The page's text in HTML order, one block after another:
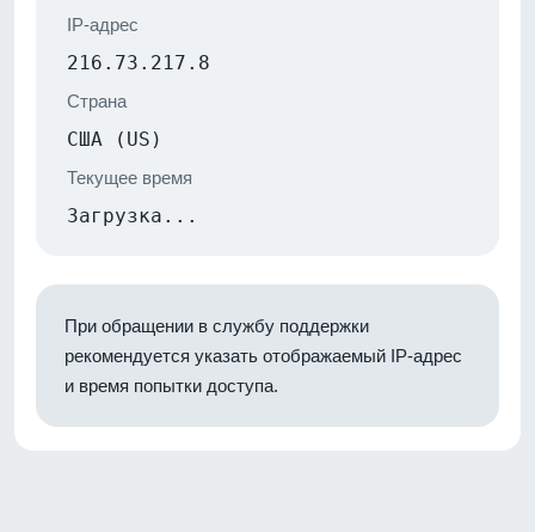
IP-адрес
216.73.217.8
Страна
США (US)
Текущее время
Загрузка...
При обращении в службу поддержки
рекомендуется указать отображаемый IP-адрес
и время попытки доступа.